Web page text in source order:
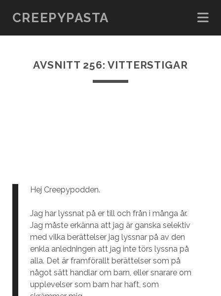
CREEPYPASTA
AVSNITT 256: VITTERSTIGAR
Hej Creepypodden.
Jag har lyssnat på er till och från i många år.
Jag måste erkänna att jag är ganska selektiv
med vilka berättelser jag lyssnar på av den
enkla anledningen att jag inte törs lyssna på
alla. Det är framförallt berättelser som på
något sätt handlar om barn, eller snarare om
upplevelser som barn har haft, som